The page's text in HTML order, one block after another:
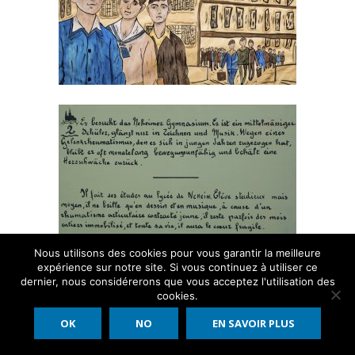
Das Grab von Abbé Franz Stock auf dem Friedhof von Thiais
CENTRE FRANZ STOCK
Die Stiftung
Gründungsmitglieder
Ziel und Zweck
Stiftungssatzung
Photos
Aktionen
Kolloquium 2013
Ausstellung 2013
Publikationen
Centre International Franz Stock 2016 - 2026 - All rights reserved
Impressum
Kontakt Datenschutzrichtlinie
Nous utilisons des cookies pour vous garantir la meilleure
expérience sur notre site. Si vous continuez à utiliser ce
dernier, nous considérerons que vous acceptez l'utilisation des
cookies.
OK NO EN SAVOIR PLUS